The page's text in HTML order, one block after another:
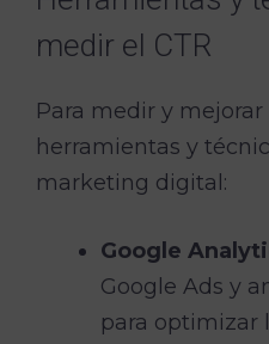
medir el CTR
Para medir y mejorar
herramientas y
marketing digital:
Google
Google Ads y
para optimizar